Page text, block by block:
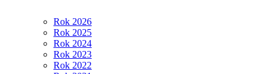
Rok 2026
Rok 2025
Rok 2024
Rok 2023
Rok 2022